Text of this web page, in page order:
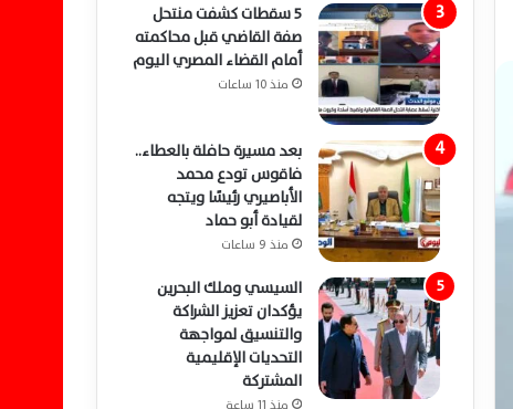
5 سقطات كشفت منتحل
صفة القاضي قبل محاكمته
أمام القضاء المصري اليوم
منذ 10 ساعات
بعد مسيرة حافلة بالعطاء..
فاقوس تودع محمد
الأباصيري رئيسًا ويتجه
لقيادة أبو حماد
منذ 9 ساعات
السيسي وملك البحرين
يؤكدان تعزيز الشراكة
والتنسيق لمواجهة
التحديات الإقليمية
المشتركة